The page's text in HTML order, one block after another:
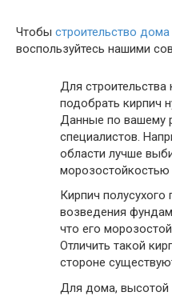
Чтобы строительство дома
воспользуйтесь нашими
Для
подобрать кирпич
Данные по вашему
специалистов.
области лучше
морозостойкостью
Кирпич
возведения
что его
Отличить такой
стороне
Для дома, высотой